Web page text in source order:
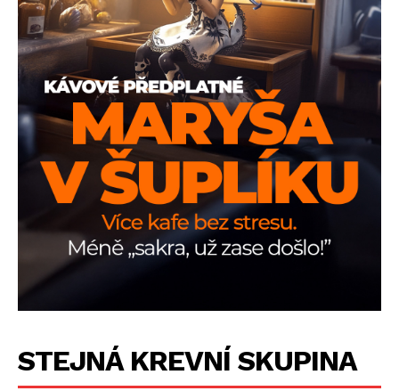
STEJNÁ KREVNÍ SKUPINA